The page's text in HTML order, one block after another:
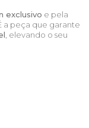
exclusivo e pela
a peça que garante
, elevando o seu